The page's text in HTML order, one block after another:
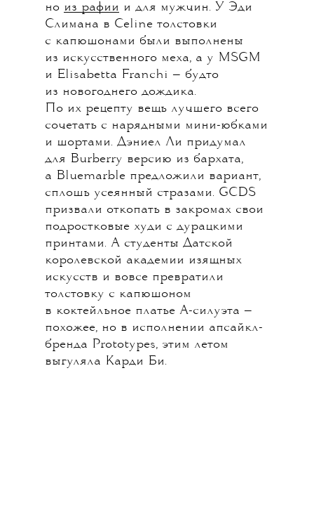
но из рафии и для мужчин. У Эди
Слимана в Celine толстовки
с капюшонами были выполнены
из искусственного меха, а у MSGM
и Elisabetta Franchi — будто
из новогоднего дождика.
По их рецепту вещь лучшего всего
сочетать с нарядными мини-юбками
и шортами. Дэниел Ли придумал
для Burberry версию из бархата,
а Bluemarble предложили вариант,
сплошь усеянный стразами. GCDS
призвали откопать в закромах свои
подростковые худи с дурацкими
принтами. А студенты Датской
королевской академии изящных
искусств и вовсе превратили
толстовку с капюшоном
в коктейльное платье А-силуэта —
похожее, но в исполнении апсайкл-
бренда Prototypes, этим летом
выгуляла Карди Би.